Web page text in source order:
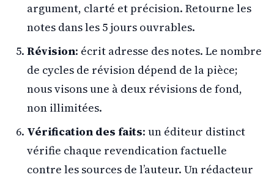
argument, clarté et précision. Retourne les
notes dans les 5 jours ouvrables.
Révision: écrit adresse des notes. Le nombre
de cycles de révision dépend de la pièce;
nous visons une à deux révisions de fond,
non illimitées.
Vérification des faits: un éditeur distinct
vérifie chaque revendication factuelle
contre les sources de l’auteur. Un rédacteur